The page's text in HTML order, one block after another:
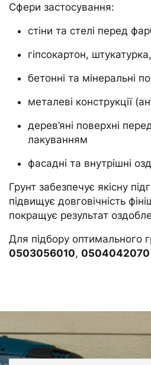
Сфери застосування:
стіни та стелі перед
гіпсокартон,
бетонні та мінеральні
металеві конструкції
дерев’яні поверхні
лакуванням
фасадні та внутрішні
Грунт забезпечує якісну
підвищує довговічність
покращує результат
Для підбору оптимального
0503056010, 0504042070